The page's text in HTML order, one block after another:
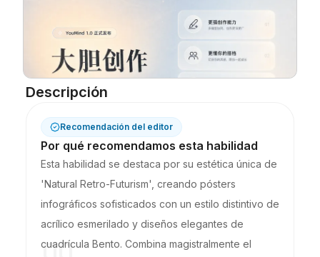
Actualizaciones
Descripción
Recomendación del editor
Por qué recomendamos esta habilidad
Esta habilidad se destaca por su estética única de
'Natural Retro-Futurism', creando pósters
infográficos sofisticados con un estilo distintivo de
acrílico esmerilado y diseños elegantes de
cuadrícula Bento. Combina magistralmente el